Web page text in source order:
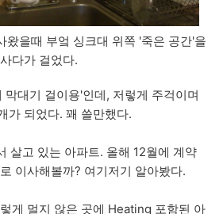
왔을때 부엌 싱크대 위쪽 '죽은 공간'을
다가 걸었다.
대기 걸이용'인데, 저렇게 주걱이며
가 되었다. 꽤 쓸만했다.
살고 있는 아파트. 올해 12월에 계약
이사해볼까? 여기저기 알아봤다.
게 멀지 않은 곳에 Heating 포함된 아